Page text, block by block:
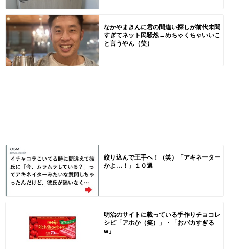
なかやまきんに君の間違い探しが前代未聞
すぎてネット民騒然→めちゃくちゃいいこ
と言うやん（笑）
絞り込んで王手へ！（笑）「アキネーター
かよ…！」１０選
明治のサイトに載っている手作りチョコレ
シピ「アホか（笑）」・「おバカすぎる
w」